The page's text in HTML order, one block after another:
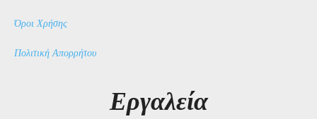
Όροι Χρήσης
Πολιτική Απορρήτου
Εργαλεία